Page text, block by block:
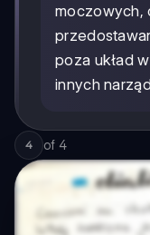
moczowych,
poza układ
innych
4 of 4